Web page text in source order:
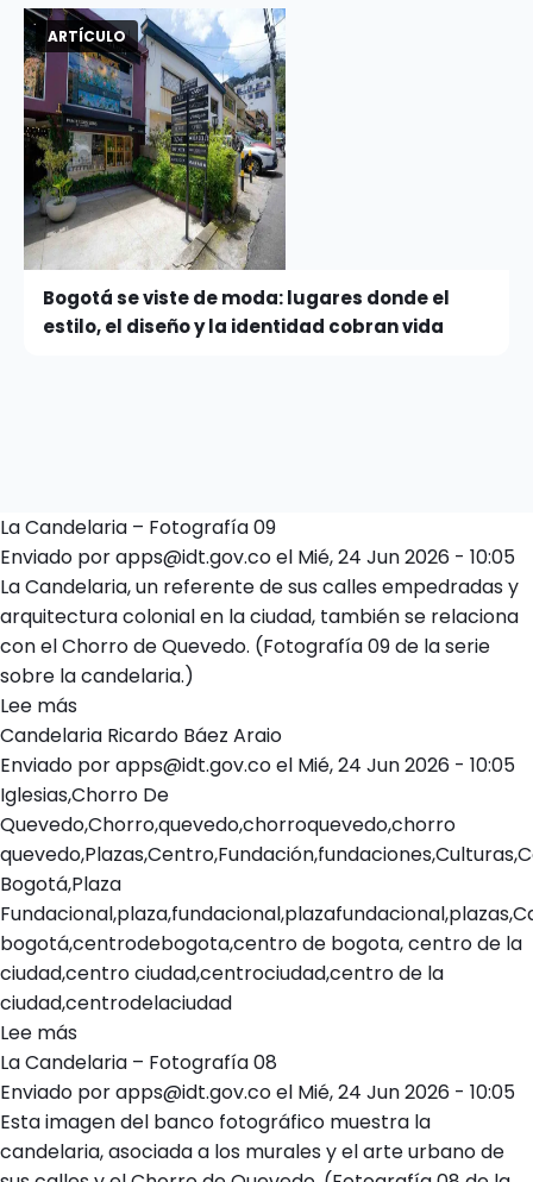
ARTÍCULO
Bogotá se viste de moda: lugares donde el
estilo, el diseño y la identidad cobran vida
La Candelaria – Fotografía 09
Enviado porapps@idt.gov.coel Mié, 24 Jun 2026 - 10:05
La Candelaria, un referente de sus calles empedradas y
arquitectura colonial en la ciudad, también se relaciona
con el Chorro de Quevedo. (Fotografía 09 de la serie
sobre la candelaria.)
Lee más
La
Candelaria
–
Fotografía
09
Candelaria Ricardo Báez Araio
Enviado porapps@idt.gov.coel Mié, 24 Jun 2026 - 10:05
Iglesias,Chorro De
Quevedo,Chorro,quevedo,chorroquevedo,chorro
Bogotá,Plaza
bogotá,centrodebogota,centro de bogota, centro de la
ciudad,centro ciudad,centrociudad,centro de la
ciudad,centrodelaciudad
Lee más
Candelaria
Ricardo
Báez
Araio
La Candelaria – Fotografía 08
Enviado porapps@idt.gov.coel Mié, 24 Jun 2026 - 10:05
Esta imagen del banco fotográfico muestra la
candelaria, asociada a los murales y el arte urbano de